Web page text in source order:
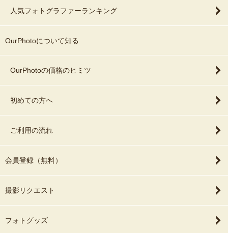
人気フォトグラファーランキング
OurPhotoについて知る
OurPhotoの価格のヒミツ
初めての方へ
ご利用の流れ
会員登録（無料）
撮影リクエスト
フォトグッズ